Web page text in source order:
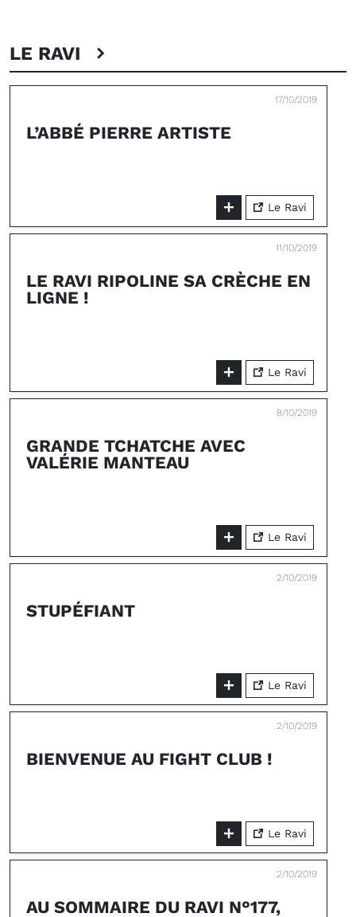
LE RAVI
17/10/2019
L’ABBÉ PIERRE ARTISTE
Le Ravi
11/10/2019
LE RAVI RIPOLINE SA CRÈCHE EN
LIGNE !
Le Ravi
8/10/2019
GRANDE TCHATCHE AVEC
VALÉRIE MANTEAU
Le Ravi
2/10/2019
STUPÉFIANT
Le Ravi
2/10/2019
BIENVENUE AU FIGHT CLUB !
Le Ravi
2/10/2019
AU SOMMAIRE DU RAVI N°177,